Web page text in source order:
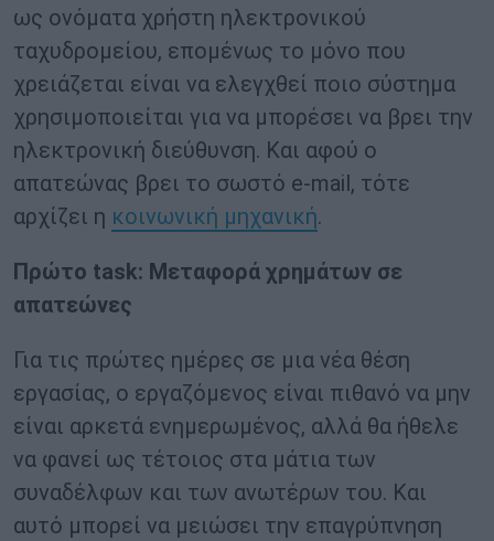
ως ονόματα χρήστη ηλεκτρονικού
ταχυδρομείου, επομένως το μόνο που
χρειάζεται είναι να ελεγχθεί ποιο σύστημα
χρησιμοποιείται για να μπορέσει να βρει την
ηλεκτρονική διεύθυνση. Και αφού ο
απατεώνας βρει το σωστό e-mail, τότε
αρχίζει η κοινωνική μηχανική.
Πρώτο task: Μεταφορά χρημάτων σε
απατεώνες
Για τις πρώτες ημέρες σε μια νέα θέση
εργασίας, ο εργαζόμενος είναι πιθανό να μην
είναι αρκετά ενημερωμένος, αλλά θα ήθελε
να φανεί ως τέτοιος στα μάτια των
συναδέλφων και των ανωτέρων του. Και
αυτό μπορεί να μειώσει την επαγρύπνηση